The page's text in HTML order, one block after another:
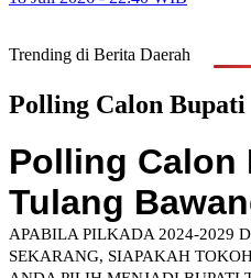
Trending di Berita Daerah
Polling Calon Bupati